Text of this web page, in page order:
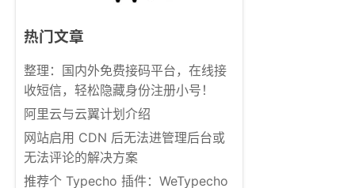
热门文章
整理：国内外免费接码平台，在线接
收短信，轻松隐藏身份注册小号！
阿里云与云翼计划介绍
网站启用 CDN 后无法进管理后台或
无法评论的解决方案
推荐个 Typecho 插件：WeTypecho